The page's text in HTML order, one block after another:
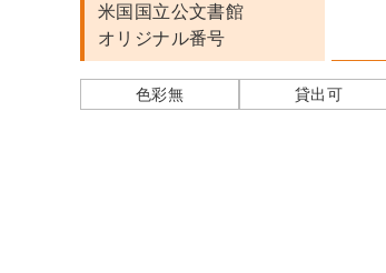
米国国立公文書館
オリジナル番号
色彩無 貸出可